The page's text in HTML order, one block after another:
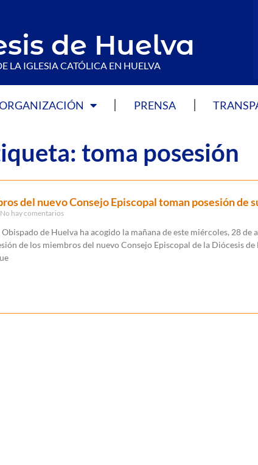
de Huelva
LA IGLESIA CATÓLICA EN HUELVA
PRENSA
toma posesión
del nuevo Consejo Episcopal toman posesión de
No hay comentarios
de Huelva ha acogido la mañana de este miércoles, 28 de
de los miembros del nuevo Consejo Episcopal de la Diócesis de